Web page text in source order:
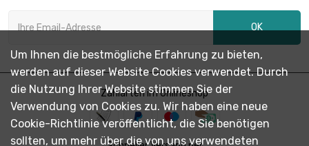
Durchmesser : 0.2mm
Länge : 50 Meter
Durchmesser : 0.2mm
10,34 €
Länge : 100 Meter
OK
Zahlarten im Onlineshop
Um Ihnen die bestmögliche Erfahrung zu bieten,
werden auf dieser Website Cookies verwendet. Durch
die Nutzung Ihrer Website stimmen Sie der
Verwendung von Cookies zu. Wir haben eine neue
Cookie-Richtlinie veröffentlicht, die Sie benötigen
sollten, um mehr über die von uns verwendeten